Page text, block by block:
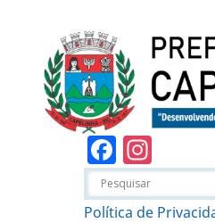
Política de